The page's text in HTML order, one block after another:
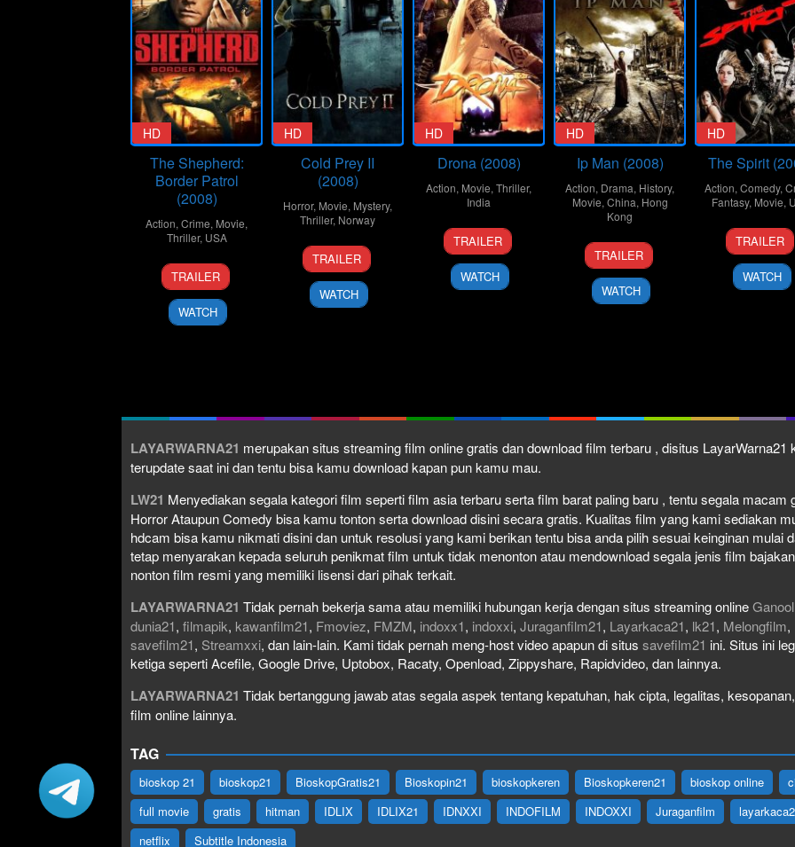
HD
The Shepherd:
Border Patrol
(2008)
Action, Crime, Movie,
Thriller, USA
4
Mar
2008
Isaac
Florentine
TRAILER
WATCH
HD
Cold Prey II
(2008)
Horror, Movie, Mystery,
Thriller, Norway
9
Oct
2008
Mats
Stenberg
TRAILER
WATCH
HD
Drona (2008)
Action, Movie, Thriller,
India
2
Oct
2008
Goldie
Behl
TRAILER
WATCH
HD
Ip Man (2008)
Action, Drama, History,
Movie, China, Hong
Kong
12
Dec
2008
Sammo
Hung
TRAILER
WATCH
HD
The Spirit
Action, Comedy,
Fantasy, Movie,
25
Dec
2008
Frank
Miller
TRAILER
WATCH
LAYARWARNA21 merupakan situs streaming film online gratis dan download film terbaru , disitus
terupdate saat ini dan tentu bisa kamu download kapan pun kamu mau.
LW21 Menyediakan segala kategori film seperti film asia terbaru serta film barat paling baru , tentu segala
Horror Ataupun Comedy bisa kamu tonton serta download disini secara gratis. Kualitas film yang kami sediakan
hdcam bisa kamu nikmati disini dan untuk resolusi yang kami berikan tentu bisa anda pilih sesuai keinginan mulai
tetap menyarakan kepada seluruh penikmat film untuk tidak menonton atau mendownload segala jenis film
nonton film resmi yang memiliki lisensi dari pihak terkait.
LAYARWARNA21 Tidak pernah bekerja sama atau memiliki hubungan kerja dengan situs streaming onlineGanool
dunia21, filmapik, kawanfilm21, Fmoviez, FMZM, indoxx1, indoxxi, Juraganfilm21, Layarkaca21, lk21, Melongfilm,
savefilm21, Streamxxi, dan lain-lain. Kami tidak pernah meng-host video apapun di situs savefilm21 ini. Situs ini
ketiga seperti Acefile, Google Drive, Uptobox, Racaty, Openload, Zippyshare, Rapidvideo, dan lainnya.
LAYARWARNA21 Tidak bertanggung jawab atas segala aspek tentang kepatuhan, hak cipta, legalitas,
film online lainnya.
TAG
bioskop 21 bioskop21 BioskopGratis21 Bioskopin21 bioskopkeren Bioskopkeren21 bioskop online
full movie
gratis hitman IDLIX IDLIX21 IDNXXI INDOFILM INDOXXI Juraganfilm
netflix
Subtitle Indonesia